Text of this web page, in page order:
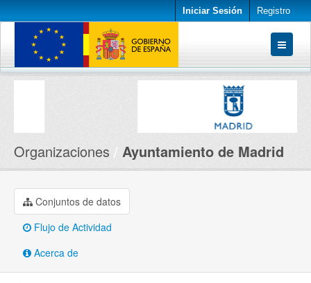
Iniciar Sesión Registro
Conjuntos de datos
Organizaciones Ayuntamiento de Madrid
Conjuntos de datos
Flujo de Actividad
Acerca de